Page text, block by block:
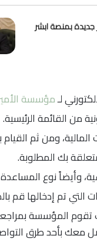
بمنصة ابشر
لـمؤسسة
من القائمة الرئيسية.
المالية، ومن ثم
بك المطلوبة.
وأيضاً نوع
التي تم إدخالها
تقوم المؤسسة
معك بأحد طرق